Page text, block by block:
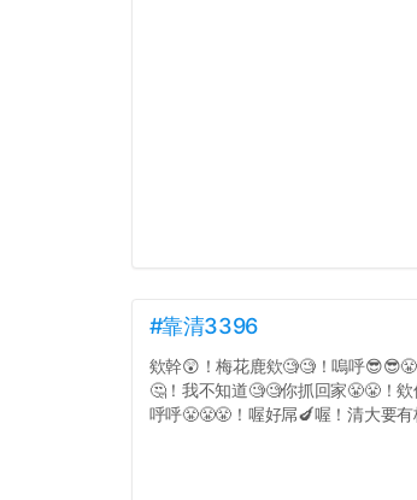
#靠清3396
欸幹😲！梅花鹿欸🧐🧐！嗚呼
🤔！我不知道🧐🧐你抓回家😤😤！
呼呼😤😤😤！喔好屌🍆喔！清大要